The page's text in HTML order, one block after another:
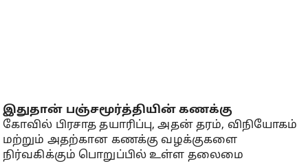
இதுதான் பஞ்சமூர்த்தியின் கணக்கு
கோவில் பிரசாத தயாரிப்பு, அதன் தரம், விநியோகம்
மற்றும் அதற்கான கணக்கு வழக்குகளை
நிர்வகிக்கும் பொறுப்பில் உள்ள தலைமை